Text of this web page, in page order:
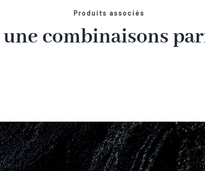
Produits associés
combinaisons